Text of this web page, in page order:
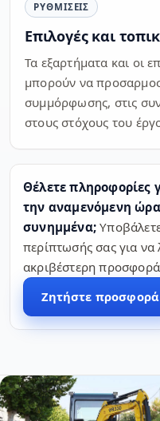
ΡΥΘΜΊΣΕΙΣ
Επιλογές και
Τα εξαρτήματα και οι
μπορούν να
συμμόρφωσης, στις
στους στόχους του
Θέλετε πληροφορίες
την αναμενόμενη
συνημμένα;
περίπτωσής σας για να
ακριβέστερη
Ζητήστε προσφορά